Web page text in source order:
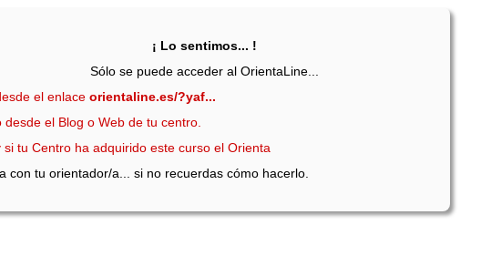
¡ Lo sentimos... !
Sólo se puede acceder al OrientaLine...
el enlace orientaline.es/?yaf...
desde el Blog o Web de tu centro.
si tu Centro ha adquirido este curso el Orienta
con tu orientador/a... si no recuerdas cómo hacerlo.